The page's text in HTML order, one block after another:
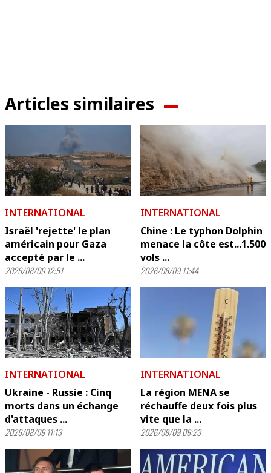
Articles similaires
INTERNATIONAL
Israël 'rejette' le plan
américain pour Gaza
accepté par le ...
2026/08/09 12:51
INTERNATIONAL
Chine : Le typhon Dolphin
menace la côte est...1.500
vols ...
2026/08/09 11:44
INTERNATIONAL
Ukraine - Russie : Cinq
morts dans un échange
d'attaques ...
2026/08/09 11:13
INTERNATIONAL
La région MENA se
réchauffe deux fois plus
vite que la ...
2026/08/09 09:23